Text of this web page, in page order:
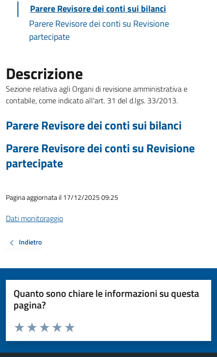
Parere Revisore dei conti sui bilanci
Parere Revisore dei conti su Revisione
partecipate
Descrizione
Sezione relativa agli Organi di revisione amministrativa e
contabile, come indicato all'art. 31 del d.lgs. 33/2013.
Parere Revisore dei conti sui bilanci
Parere Revisore dei conti su Revisione
partecipate
Pagina aggiornata il 17/12/2025 09:25
Dati monitoraggio
Indietro
Quanto sono chiare le informazioni su questa
pagina?
Valuta da 1 a 5 stelle la pagina
Valuta 5 stelle su 5
Valuta 4 stelle su 5
Valuta 3 stelle su 5
Valuta 2 stelle su 5
Valuta 1 stelle su 5